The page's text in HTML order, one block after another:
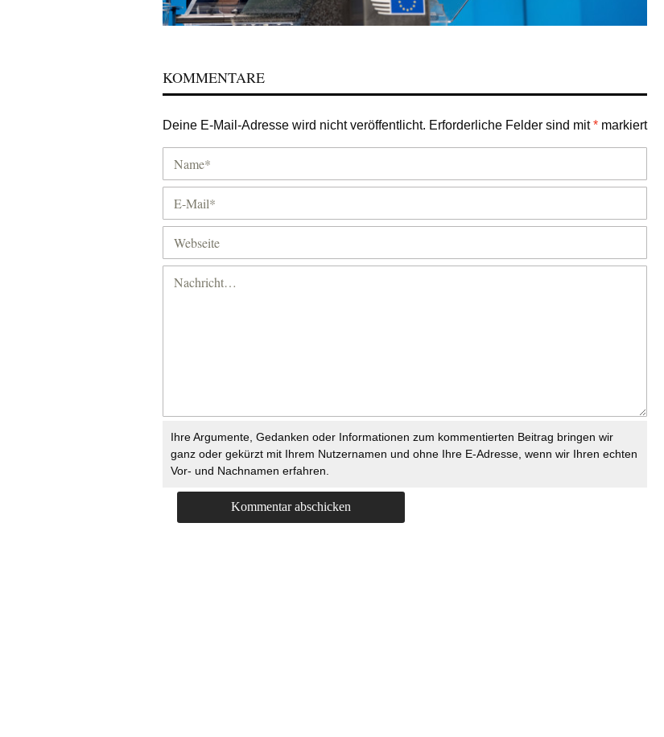
KOMMENTARE
Deine E-Mail-Adresse wird nicht veröffentlicht. Erforderliche Felder sind mit* markiert
Ihre Argumente, Gedanken oder Informationen zum kommentierten Beitrag bringen wir
ganz oder gekürzt mit Ihrem Nutzernamen und ohne Ihre E-Adresse, wenn wir Ihren echten
Vor- und Nachnamen erfahren.